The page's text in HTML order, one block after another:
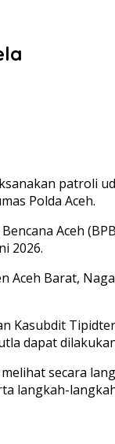
patroli
Polda Aceh.
Aceh
2026.
Barat,
Kasubdit
dapat
secara
langkah-